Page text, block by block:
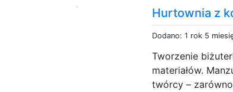
Hurtownia z
Dodano: 1 rok 5
Tworzenie
materiałów.
twórcy –